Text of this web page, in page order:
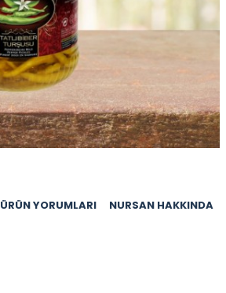
ÜRÜN YORUMLARI NURSAN HAKKINDA